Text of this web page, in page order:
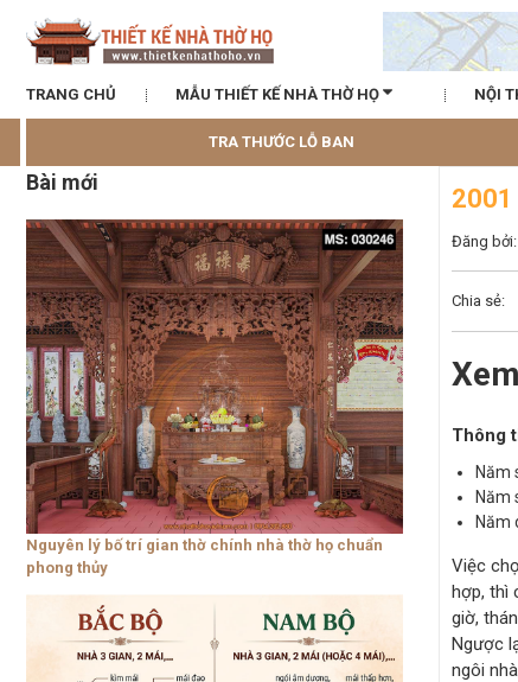
TRANG CHỦ MẪU THIẾT KẾ NHÀ THỜ HỌ NỘI
TRA THƯỚC LỖ BAN
Đăng
Chia sẻ:
Thông
Năm
Năm
Năm
Việc
hợp, thì
giờ,
Ngược
ngôi
Bài mới
Nguyên lý bố trí gian thờ chính nhà thờ họ chuẩn
phong thủy